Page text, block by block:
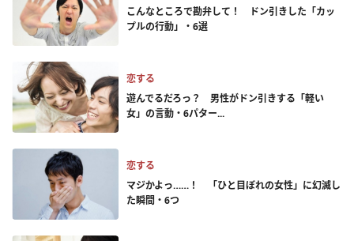
こんなところで勘弁して！ ドン引きした「カッ
プルの行動」・6選
恋する
遊んでるだろっ？ 男性がドン引きする「軽い
女」の言動・6パター...
恋する
マジかよっ……！ 「ひと目ぼれの女性」に幻滅し
た瞬間・6つ